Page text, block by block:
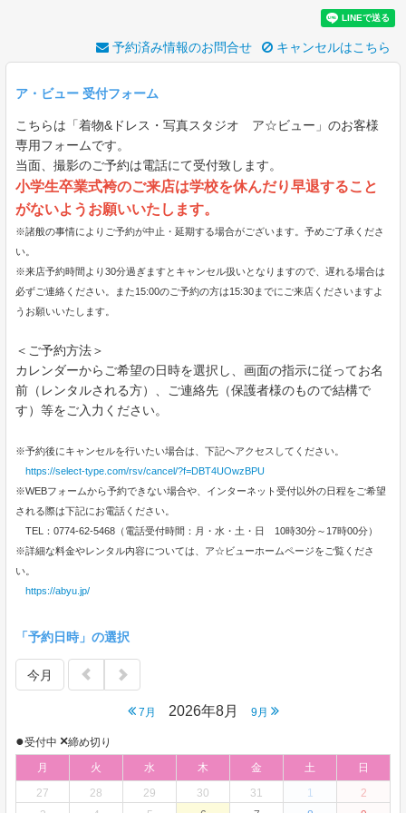
予約済み情報のお問合せ キャンセルはこちら
ア・ビュー 受付フォーム
こちらは「着物&ドレス・写真スタジオ ア☆ビュー」のお客様
専用フォームです。
当面、撮影のご予約は電話にて受付致します。
小学生卒業式袴のご来店は学校を休んだり早退すること
がないようお願いいたします。
※諸般の事情によりご予約が中止・延期する場合がございます。予めご了承くださ
い。
※来店予約時間より30分過ぎますとキャンセル扱いとなりますので、遅れる場合は
必ずご連絡ください。また15:00のご予約の方は15:30までにご来店くださいますよ
うお願いいたします。
＜ご予約方法＞
カレンダーからご希望の日時を選択し、画面の指示に従ってお名
前（レンタルされる方）、ご連絡先（保護者様のもので結構で
す）等をご入力ください。
※予約後にキャンセルを行いたい場合は、下記へアクセスしてください。
https://select-type.com/rsv/cancel/?f=DBT4UOwzBPU
※WEBフォームから予約できない場合や、インターネット受付以外の日程をご希望
される際は下記にお電話ください。
TEL：0774-62-5468（電話受付時間：月・水・土・日 10時30分～17時00分）
※詳細な料金やレンタル内容については、ア☆ビューホームページをご覧くださ
い。
https://abyu.jp/
「予約日時」の選択
今月
7月 2026年8月 9月
●受付中 ×締め切り
月
火 水 木 金 土
日
27
28 29 30 31 1
2